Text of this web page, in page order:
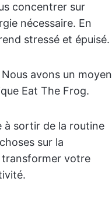
concentrer sur
nécessaire. En
stressé et épuisé.
avons un moyen
Eat The Frog.
à sortir de la routine
sur la
transformer votre